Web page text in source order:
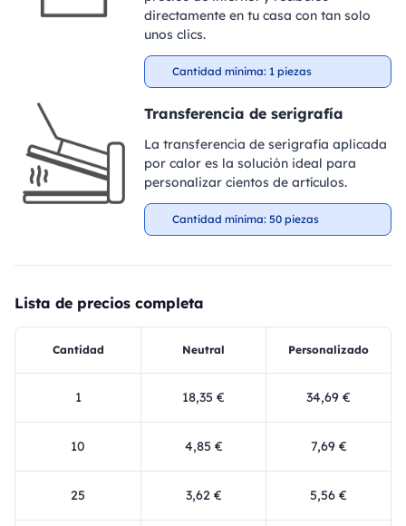
directamente en tu casa con tan solo
unos clics.
Cantidad mínima: 1 piezas
Transferencia de serigrafía
La transferencia de serigrafía aplicada
por calor es la solución ideal para
personalizar cientos de artículos.
Cantidad mínima: 50 piezas
Lista de precios completa
Cantidad Neutral Personalizado
1 18,35 € 34,69 €
10 4,85 € 7,69 €
25 3,62 € 5,56 €